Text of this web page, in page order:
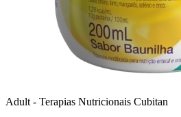
Adult - Terapias Nutricionais Cubitan